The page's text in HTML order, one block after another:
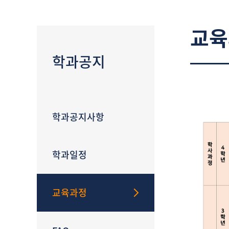
학과공지
학과공지사항
학과일정
교육과정
교